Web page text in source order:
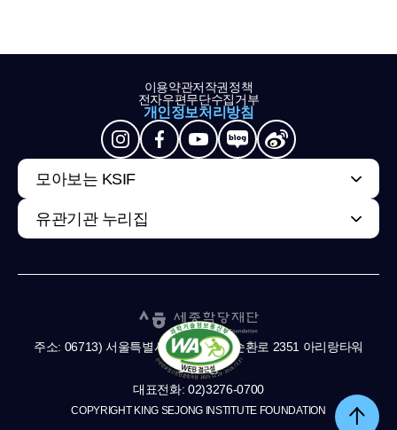
이용약관저작권정책
전자우편무단수집거부
개인정보처리방침
모아보는 KSIF
유관기관 누리집
주소: 06713) 서울특별시 서초구 남부순환로 2351 아리랑타워
11,13층
대표전화: 02)3276-0700
COPYRIGHT KING SEJONG INSTITUTE FOUNDATION